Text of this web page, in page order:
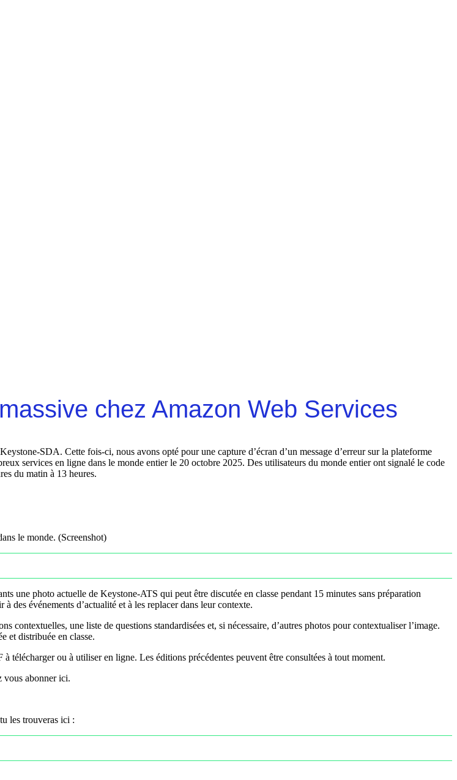
chez Amazon Web Services
SDA. Cette fois-ci, nous avons opté pour une capture d’écran d’un message d’erreur sur la plateforme
services en ligne dans le monde entier le 20 octobre 2025. Des utilisateurs du monde entier ont signalé le code
du matin à 13 heures.
le monde. (Screenshot)
une photo actuelle de Keystone-ATS qui peut être discutée en classe pendant 15 minutes sans préparation
des événements d’actualité et à les replacer dans leur contexte.
une liste de questions standardisées et, si nécessaire, d’autres photos pour contextualiser l’image.
et distribuée en classe.
à télécharger ou à utiliser en ligne. Les éditions précédentes peuvent être consultées à tout moment.
vous abonner ici.
les trouveras ici :